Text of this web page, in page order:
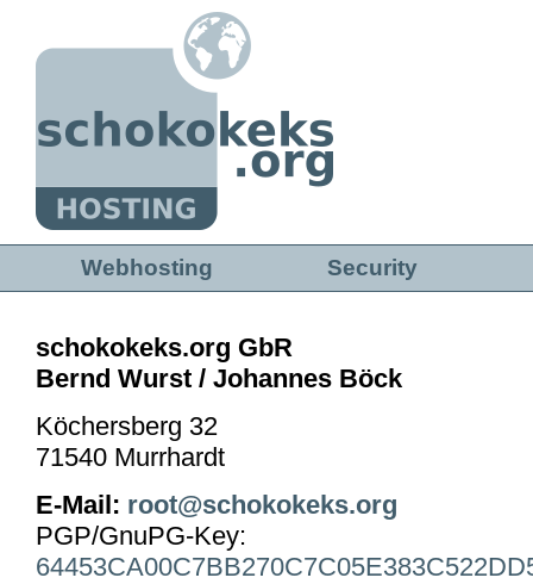
Webhosting Security
schokokeks.org GbR
Bernd Wurst / Johannes Böck
Köchersberg 32
71540 Murrhardt
E-Mail: root@schokokeks.org
PGP/GnuPG-Key: